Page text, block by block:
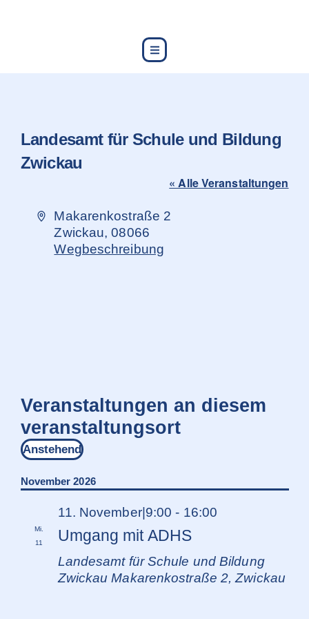
Landesamt für Schule und Bildung
Zwickau
« Alle Veranstaltungen
Adresse
Makarenkostraße 2
Zwickau, 08066
Wegbeschreibung
Veranstaltungen an diesem
veranstaltungsort
Anstehend
wählen.
November 2026
Mi.
11
Umgang mit ADHS
11. November|9:00 - 16:00
Landesamt für Schule und Bildung
ZwickauMakarenkostraße 2, Zwickau